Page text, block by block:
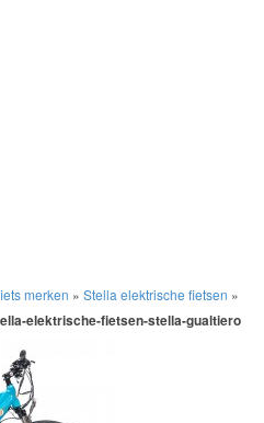
merken » Stella elektrische fietsen »
elektrische-fietsen-stella-gualtiero